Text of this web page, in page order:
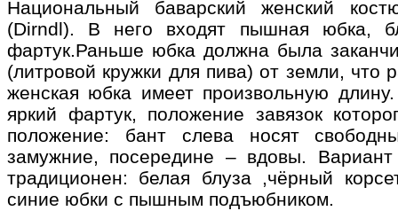
Национальный баварский женский
(Dirndl). В него входят пышная юбка,
фартук.Раньше юбка должна была
(литровой кружки для пива) от земли, что
женская юбка имеет произвольную
яркий фартук, положение завязок
положение: бант слева носят
замужние, посередине – вдовы.
традиционен: белая блуза ,чёрный
синие юбки с пышным подъюбником.